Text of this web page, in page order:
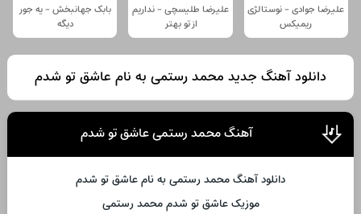
علیرضا جوادی - نوستالژی
ریمیکس
علیرضا طلیسچی - نداریم
از تو بهتر
بابک جهانبخش - یه جور
دیگه
دانلود آهنگ جدید محمد رستمی به نام عاشق تو شدم
آهنگ محمد رستمی عاشق تو شدم
دانلود آهنگ محمد رستمی به نام عاشق تو شدم
موزیک عاشق تو شدم محمد رستمی